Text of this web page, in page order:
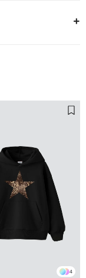
4